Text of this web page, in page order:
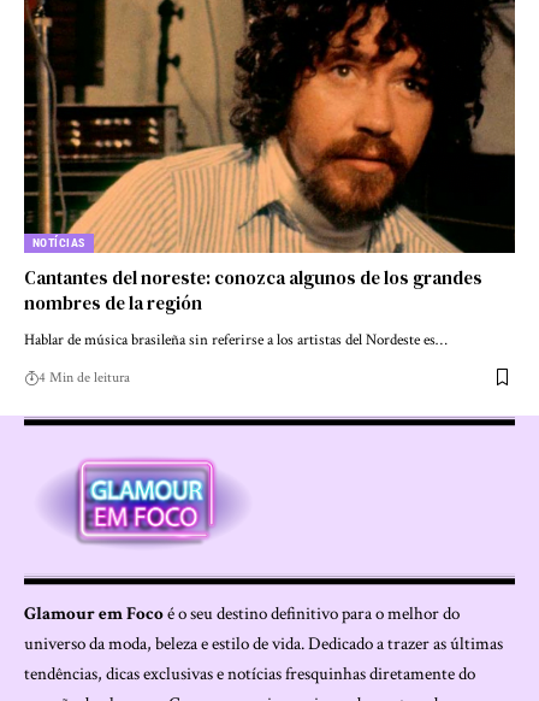
NOTÍCIAS
Cantantes del noreste: conozca algunos de los grandes
nombres de la región
Hablar de música brasileña sin referirse a los artistas del Nordeste es…
4 Min de leitura
Glamour em Focoé o seu destino definitivo para o melhor do
universo da moda, beleza e estilo de vida. Dedicado a trazer as últimas
tendências, dicas exclusivas e notícias fresquinhas diretamente do